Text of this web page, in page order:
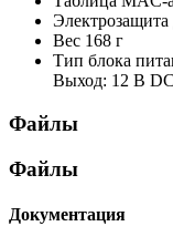
Электрозащита
Вес 168 г
Тип блока
Выход: 12 В
Файлы
Файлы
Документация